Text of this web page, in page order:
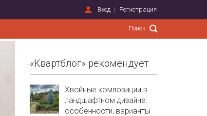
Вход Регистрация
«Квартблог» рекомендует
Хвойные композиции в
ландшафтном дизайне:
особенности, варианты